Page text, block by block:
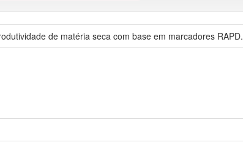
de matéria seca com base em marcadores RAPD.